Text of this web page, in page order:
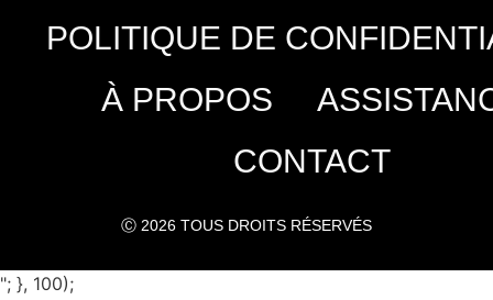
POLITIQUE DE
À PROPOS
CONTACT
Ⓒ 2026 TOUS DROITS RÉSERVÉS
"; }, 100);